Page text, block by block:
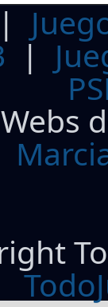
|
|